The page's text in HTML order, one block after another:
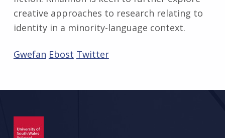
creative approaches to research relating to
identity in a minority-language context.
Gwefan Ebost Twitter